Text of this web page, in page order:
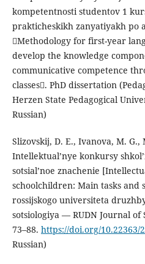
kompetentnosti studentov 1
prakticheskikh zanyatiyakh po
Methodology for first-year
develop the knowledge
communicative competence
classes. PhD dissertation
Herzen State Pedagogical
Russian)
Slizovskij, D. E., Ivanova, M. G.,
Intellektual’nye konkursy
sotsial’noe znachenie
schoolchildren: Main tasks and
rossijskogo universiteta
sotsiologiya — RUDN Journal of
73–88. https://doi.org/10.22363/
Russian)